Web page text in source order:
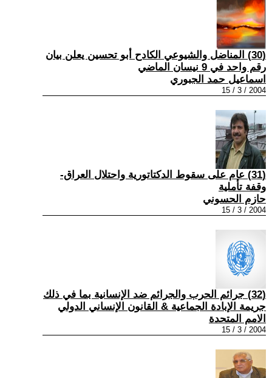
(30) المناضل والشيوعي الكادح أبو تحسين يعلن بيان
رقم واحد في 9 نيسان الماضي
اسماعيل حمد الجبوري
2004 / 3 / 15
(31) عام على سقوط الدكتاتورية واحتلال العراق-
وقفة تأملية
حازم الحسوني
2004 / 3 / 15
(32) جرائم الحرب والجرائم ضد الإنسانية بما في ذلك
جريمة الإبادة الجماعية & القانون الإنساني الدولي
الامم المتحدة
2004 / 3 / 15